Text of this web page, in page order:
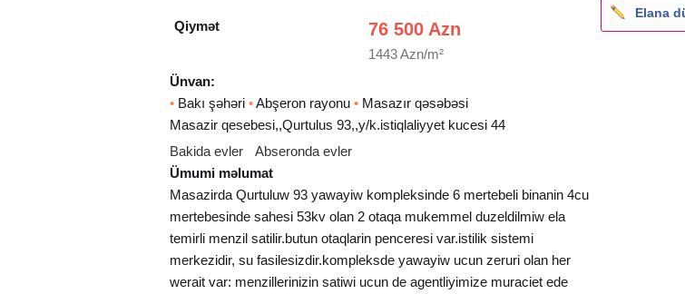
Qiymət 76 500 Azn
1443 Azn/m²
Ünvan:
• Bakı şəhəri •Abşeron rayonu • Masazır qəsəbəsi
Masazir qesebesi,,Qurtulus 93,,y/k.istiqlaliyyet kucesi 44
Bakida evler
Abseronda evler
Ümumi məlumat
Masazirda Qurtuluw 93 yawayiw kompleksinde 6 mertebeli binanin 4cu
mertebesinde sahesi 53kv olan 2 otaqa mukemmel duzeldilmiw ela
temirli menzil satilir.butun otaqlarin penceresi var.istilik sistemi
merkezidir, su fasilesizdir.kompleksde yawayiw ucun zeruri olan her
werait var: menzillerinizin satiwi ucun de agentliyimize muraciet ede
Elana